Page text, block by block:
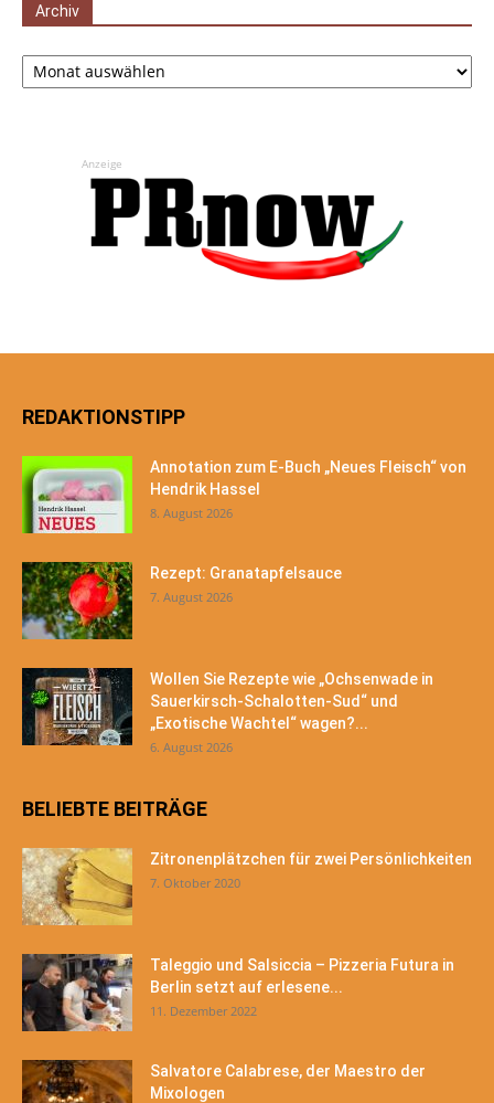
Archiv
Archiv
Anzeige
REDAKTIONSTIPP
Annotation zum E-Buch „Neues Fleisch“ von
Hendrik Hassel
8. August 2026
Rezept: Granatapfelsauce
7. August 2026
Wollen Sie Rezepte wie „Ochsenwade in
Sauerkirsch-Schalotten-Sud“ und
„Exotische Wachtel“ wagen?...
6. August 2026
BELIEBTE BEITRÄGE
Zitronenplätzchen für zwei Persönlichkeiten
7. Oktober 2020
Taleggio und Salsiccia – Pizzeria Futura in
Berlin setzt auf erlesene...
11. Dezember 2022
Salvatore Calabrese, der Maestro der
Mixologen